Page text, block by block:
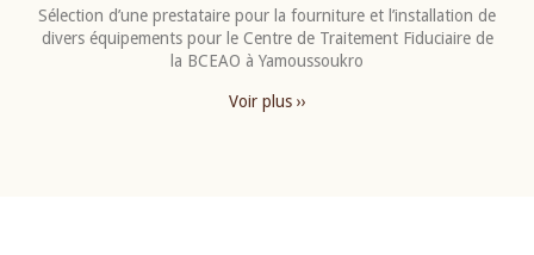
Sélection d’une prestataire pour la fourniture et l’installation de
divers équipements pour le Centre de Traitement Fiduciaire de
la BCEAO à Yamoussoukro
Voir plus ››